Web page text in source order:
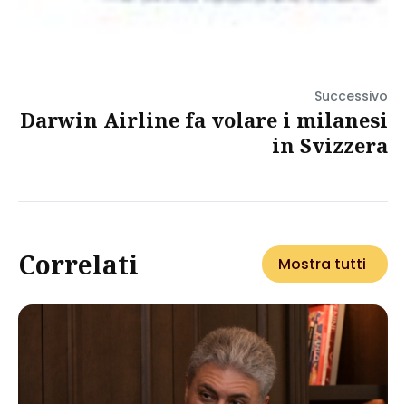
Successivo
Darwin Airline fa volare i milanesi
in Svizzera
Correlati Mostra tutti